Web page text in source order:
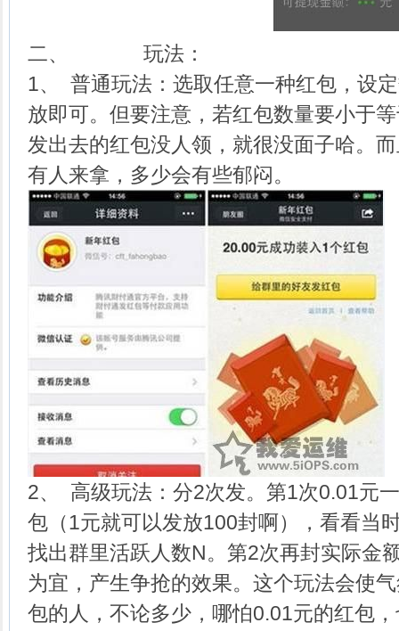
二、 玩法：
1、 普通玩法：选取任意一种红包，设
放即可。但要注意，若红包数量要小于
发出去的红包没人领，就很没面子哈。
有人来拿，多少会有些郁闷。
2、 高级玩法：分2次发。第1次0.01元
包（1元就可以发放100封啊），看看当
找出群里活跃人数N。第2次再封实际金
为宜，产生争抢的效果。这个玩法会使
包的人，不论多少，哪怕0.01元的红包